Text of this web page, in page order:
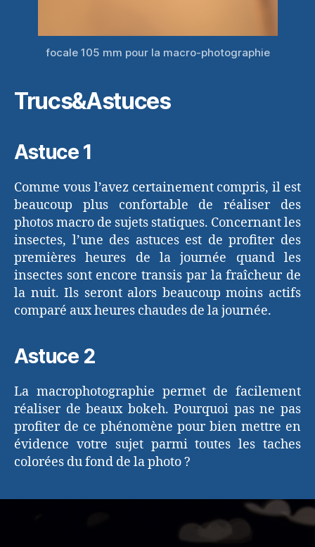
focale 105 mm pour la macro-photographie
Trucs&Astuces
Astuce 1
Comme vous l’avez certainement compris, il est
beaucoup plus confortable de réaliser des
photos macro de sujets statiques. Concernant les
insectes, l’une des astuces est de profiter des
premières heures de la journée quand les
insectes sont encore transis par la fraîcheur de
la nuit. Ils seront alors beaucoup moins actifs
comparé aux heures chaudes de la journée.
Astuce 2
La macrophotographie permet de facilement
réaliser de beaux bokeh. Pourquoi pas ne pas
profiter de ce phénomène pour bien mettre en
évidence votre sujet parmi toutes les taches
colorées du fond de la photo ?